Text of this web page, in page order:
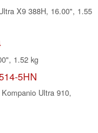
X9 388H, 16.00", 1.55
1.52 kg
5HN
Ultra 910,